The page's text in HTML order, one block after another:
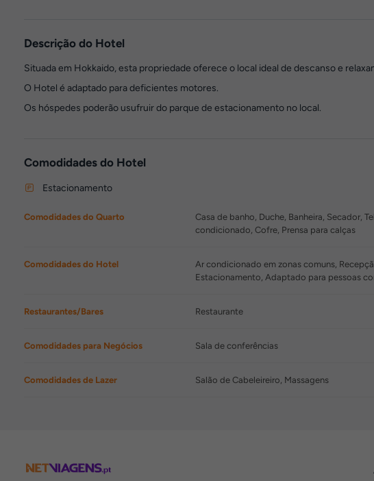
Descrição do Hotel
Situada em Hokkaido, esta propriedade oferece o local ideal de descanso e
O Hotel é adaptado para deficientes motores.
Os hóspedes poderão usufruir do parque de estacionamento no local.
Comodidades do Hotel
Estacionamento
Comodidades do Quarto
Casa de banho, Duche, Banheira, Secador,
condicionado, Cofre, Prensa para calças
Comodidades do Hotel
Ar condicionado em zonas comuns,
Estacionamento, Adaptado para pessoas
Restaurantes/Bares Restaurante
Comodidades para Negócios Sala de conferências
Comodidades de Lazer Salão de Cabeleireiro, Massagens